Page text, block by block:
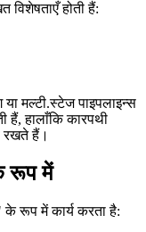
विशेषताएँ होती हैं:
मल्टी.स्टेज पाइपलाइन्स
हैं, हालाँकि कारपथी
रखते हैं।
रूप में
रूप में कार्य करता है: